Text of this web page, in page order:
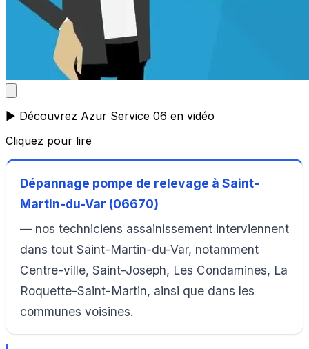
▶️ Découvrez Azur Service 06 en vidéo
Cliquez pour lire
Dépannage pompe de relevage à Saint-
Martin-du-Var (06670)
— nos techniciens assainissement interviennent
dans tout Saint-Martin-du-Var, notamment
Centre-ville, Saint-Joseph, Les Condamines, La
Roquette-Saint-Martin, ainsi que dans les
communes voisines.